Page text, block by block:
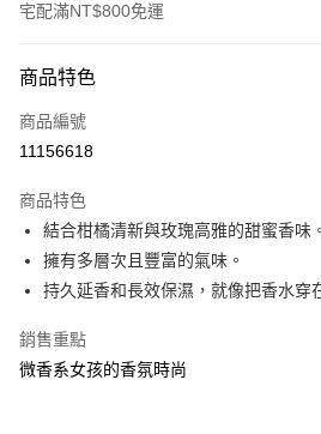
宅配滿NT$800免運
信用卡一次付款
LINE Pay
悠遊付
AFTEE先享後付
相關說明
AFTEE先享後付是「在收到商品之後才付款」
便利好安心！
ATM付款
商品特色
商品編號
11156618
商品特色
結合柑橘清新與玫瑰高雅的甜蜜香味。
擁有多層次且豐富的氣味。
持久延香和長效保濕，就像把香水穿
銷售重點
微香系女孩的香氛時尚